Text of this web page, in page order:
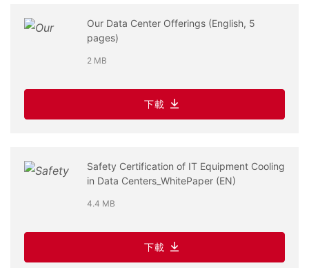
Our Data Center Offerings (English, 5
pages)
2 MB
下載
Safety Certification of IT Equipment Cooling
in Data Centers_WhitePaper (EN)
4.4 MB
下載